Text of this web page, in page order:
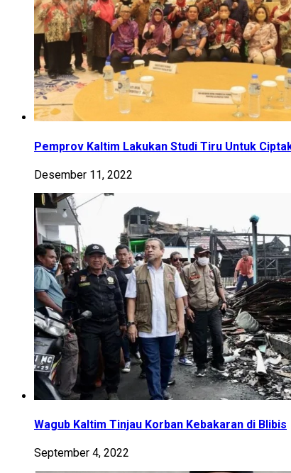
Pemprov Kaltim Lakukan Studi Tiru Untuk
Desember 11, 2022
Wagub Kaltim Tinjau Korban Kebakaran di Blibis
September 4, 2022